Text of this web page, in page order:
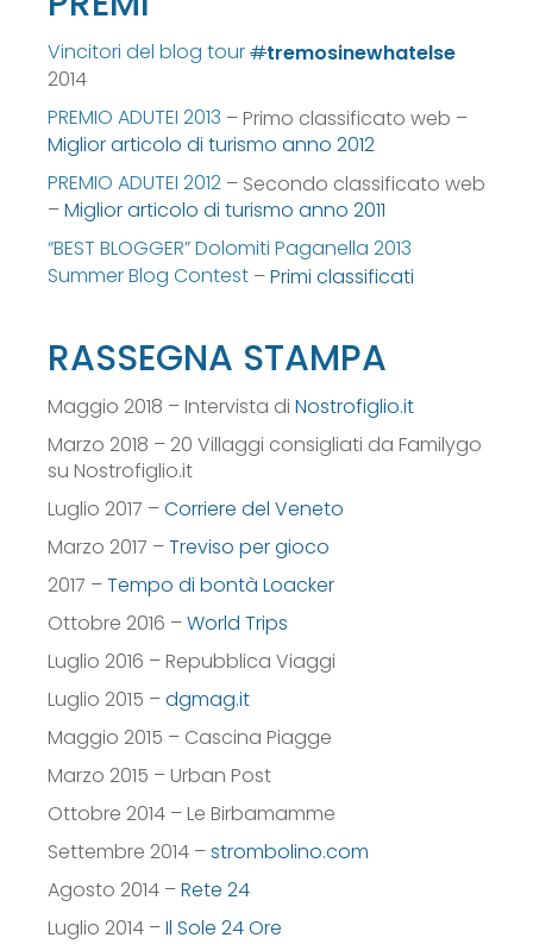
Vincitori del blog tour#tremosinewhatelse
2014
PREMIO ADUTEI 2013 – Primo classificato web –
Miglior articolo di turismo anno 2012
PREMIO ADUTEI 2012 – Secondo classificato web
–Miglior articolo di turismo anno 2011
“BEST BLOGGER” Dolomiti Paganella 2013
Summer Blog Contest –Primi classificati
RASSEGNA STAMPA
Maggio 2018 – Intervista di Nostrofiglio.it
Marzo 2018 – 20 Villaggi consigliati da Familygo
su Nostrofiglio.it
Luglio 2017 –Corriere del Veneto
Marzo 2017 –Treviso per gioco
2017 –Tempo di bontà Loacker
Ottobre 2016 –World Trips
Luglio 2016 – Repubblica Viaggi
Luglio 2015 –dgmag.it
Maggio 2015 – Cascina Piagge
Marzo 2015 – Urban Post
Ottobre 2014 – Le Birbamamme
Settembre 2014 –strombolino.com
Agosto 2014 –Rete 24
Luglio 2014 –Il Sole 24 Ore